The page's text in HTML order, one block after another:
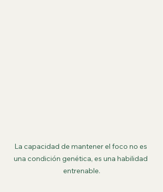
La capacidad de mantener el foco no es
una condición genética, es una habilidad
entrenable.